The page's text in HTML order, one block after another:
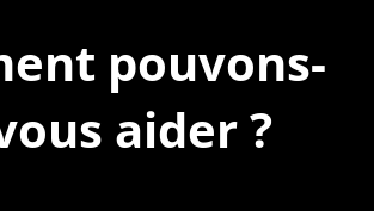
pouvons-
aider ?